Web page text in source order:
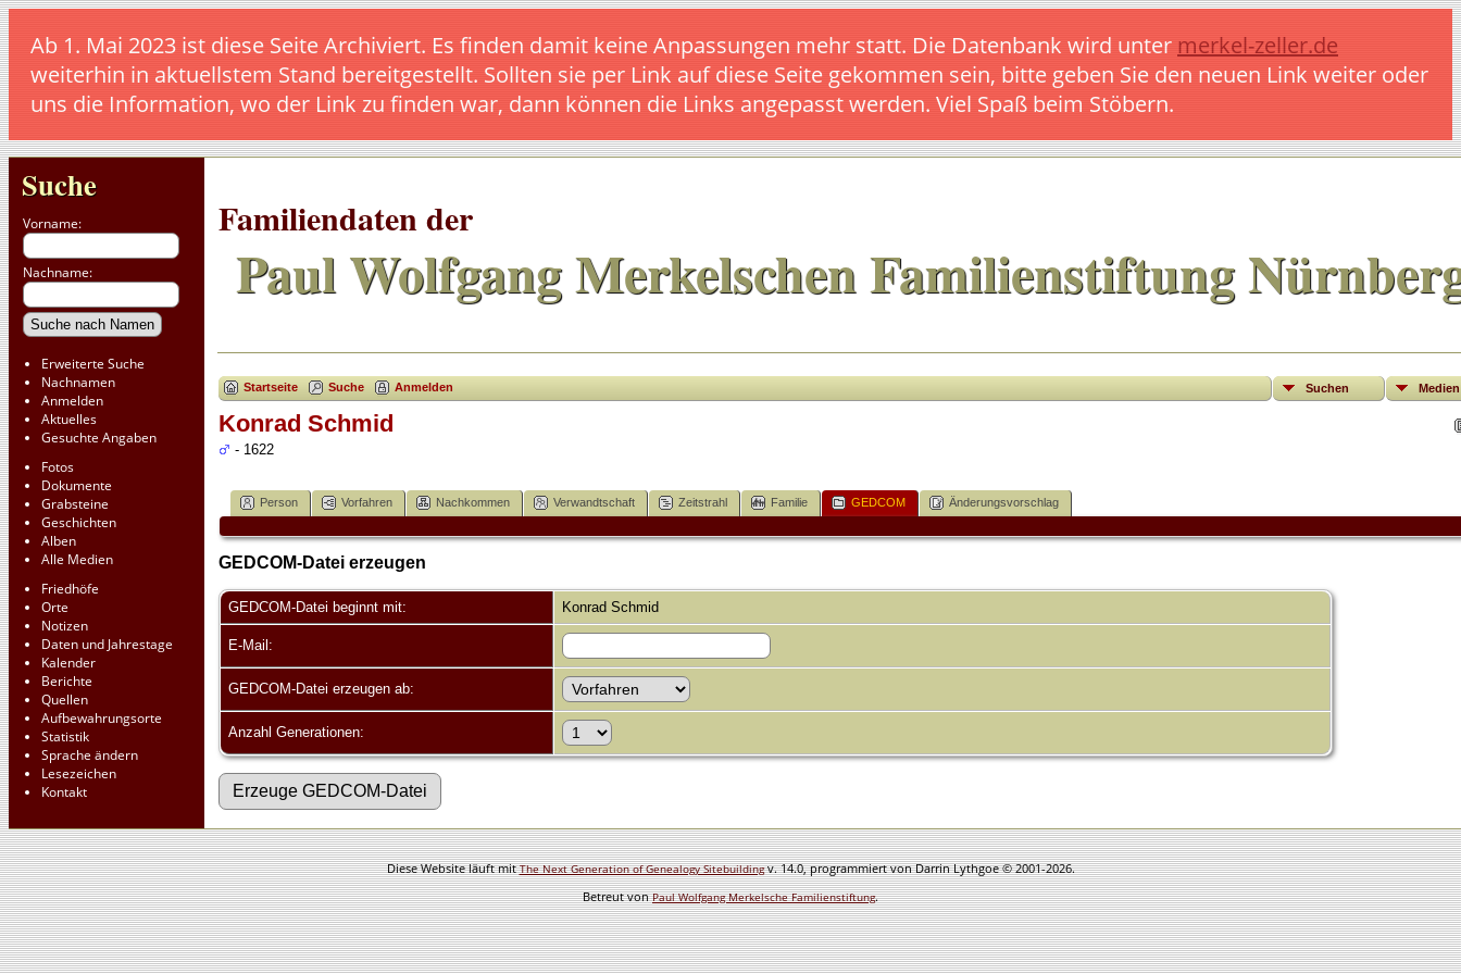
Ab 1. Mai 2023 ist diese Seite Archiviert. Es finden damit keine Anpassungen mehr statt. Die Datenbank wird unter merkel-zeller.de
weiterhin in aktuellstem Stand bereitgestellt. Sollten sie per Link auf diese Seite gekommen sein, bitte geben Sie den neuen Link weiter oder
uns die Information, wo der Link zu finden war, dann können die Links angepasst werden. Viel Spaß beim Stöbern.
Suche
Vorname:
Nachname:
Erweiterte Suche
Nachnamen
Anmelden
Aktuelles
Gesuchte Angaben
Fotos
Dokumente
Grabsteine
Geschichten
Alben
Alle Medien
Friedhöfe
Orte
Notizen
Daten und Jahrestage
Kalender
Berichte
Quellen
Aufbewahrungsorte
Statistik
Sprache ändern
Lesezeichen
Kontakt
Familiendaten der
Paul Wolfgang Merkelschen Familienstiftung
Suchen Medien
Startseite Suche Anmelden
Konrad Schmid
- 1622
Person Vorfahren Nachkommen Verwandtschaft Zeitstrahl Familie GEDCOM Änderungsvorschlag
GEDCOM-Datei erzeugen
GEDCOM-Datei beginnt mit: Konrad Schmid
E-Mail:
GEDCOM-Datei erzeugen ab:
Anzahl Generationen:
Diese Website läuft mitThe Next Generation of Genealogy Sitebuildingv. 14.0, programmiert von Darrin Lythgoe © 2001-2026.
Betreut vonPaul Wolfgang Merkelsche Familienstiftung.